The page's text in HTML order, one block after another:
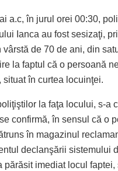
a.c, în jurul orei 00:30,
Ianca au fost sesizaţi,
de 70 de ani, din
la faptul că o persoană
situat în curtea locuinţei.
la faţa locului, s-a
confirmă, în sensul că o
în magazinul
declanşării sistemului
părăsit imediat locul faptei,